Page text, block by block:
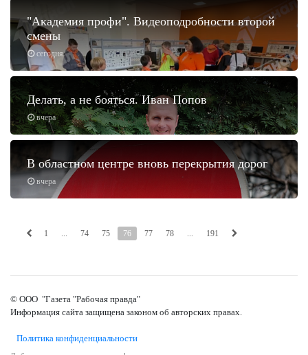
сегодня
"Академия профи". Видеоподробности второй
смены
вчера
Делать, а не бояться. Иван Попов
вчера
В областном центре вновь перекрытия дорог
1 74 75 76 77 78 191
© ООО "Газета "Рабочая правда"
Информация сайта защищена законом об авторских правах.
Политика конфиденциальности